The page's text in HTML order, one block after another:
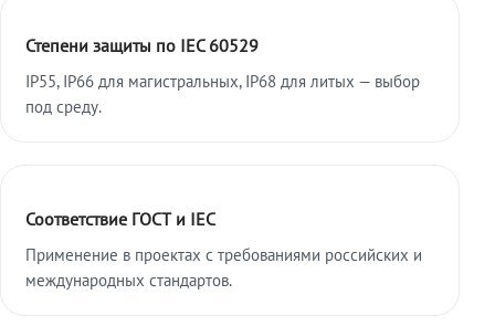
Степени защиты по IEC 60529
IP55, IP66 для магистральных, IP68 для литых — выбор
под среду.
Соответствие ГОСТ и IEC
Применение в проектах с требованиями российских и
международных стандартов.